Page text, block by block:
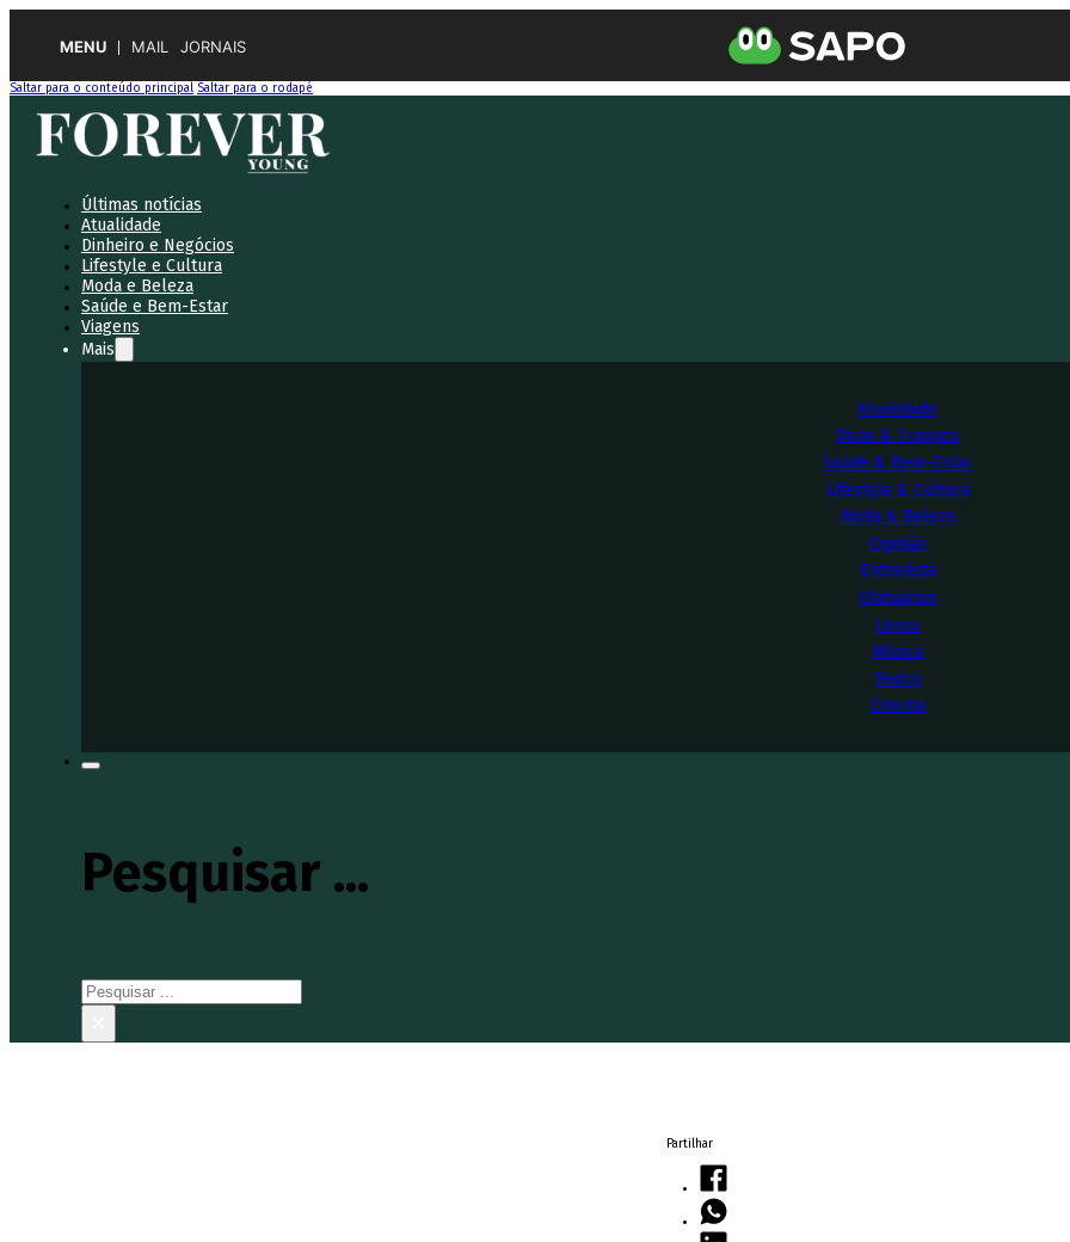
MENU MAIL JORNAIS
Saltar para o conteúdo principal Saltar para o rodapé
Últimas notícias
Atualidade
Dinheiro e Negócios
Lifestyle e Cultura
Moda e Beleza
Saúde e Bem-Estar
Viagens
Mais
Atualidade
Dicas & Truques
Saúde & Bem-Estar
Lifestyle & Cultura
Moda & Beleza
Opinião
Entrevista
Obituários
Livros
Música
Teatro
Cinema
Pesquisar ...
Pesquisar
Partilhar